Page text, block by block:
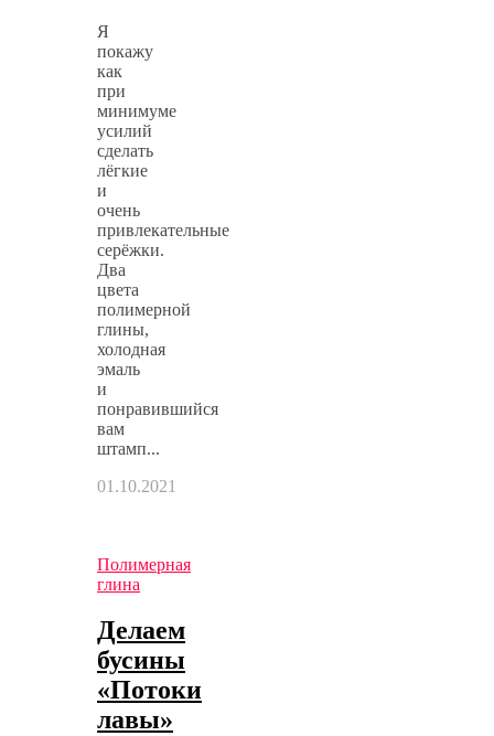
Я
покажу
как
при
минимуме
усилий
сделать
лёгкие
и
очень
привлекательные
серёжки.
Два
цвета
полимерной
глины,
холодная
эмаль
и
понравившийся
вам
штамп...
01.10.2021
Полимерная
глина
Делаем
бусины
«Потоки
лавы»